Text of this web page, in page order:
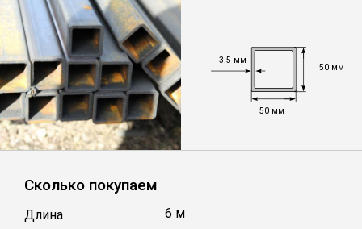
Лист
Уголок
Балка
Швеллер
3.5 мм
50 мм
50 мм
Сколько покупаем
Длина 6 м